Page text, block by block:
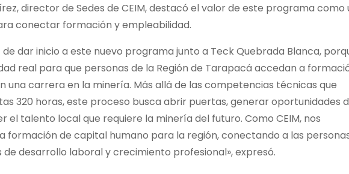
director de Sedes de CEIM, destacó el valor de este programa como
conectar formación y empleabilidad.
dar inicio a este nuevo programa junto a Teck Quebrada Blanca,
real para que personas de la Región de Tarapacá accedan a
una carrera en la minería. Más allá de las competencias técnicas que
320 horas, este proceso busca abrir puertas, generar oportunidades
el talento local que requiere la minería del futuro. Como CEIM, nos
formación de capital humano para la región, conectando a las
desarrollo laboral y crecimiento profesional», expresó.